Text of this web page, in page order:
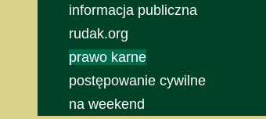
informacja publiczna
rudak.org
prawo karne
postępowanie cywilne
na weekend